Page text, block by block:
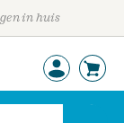
in huis